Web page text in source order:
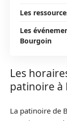
Les
Les
Bourgoin
Les
patinoire à
La patinoire de